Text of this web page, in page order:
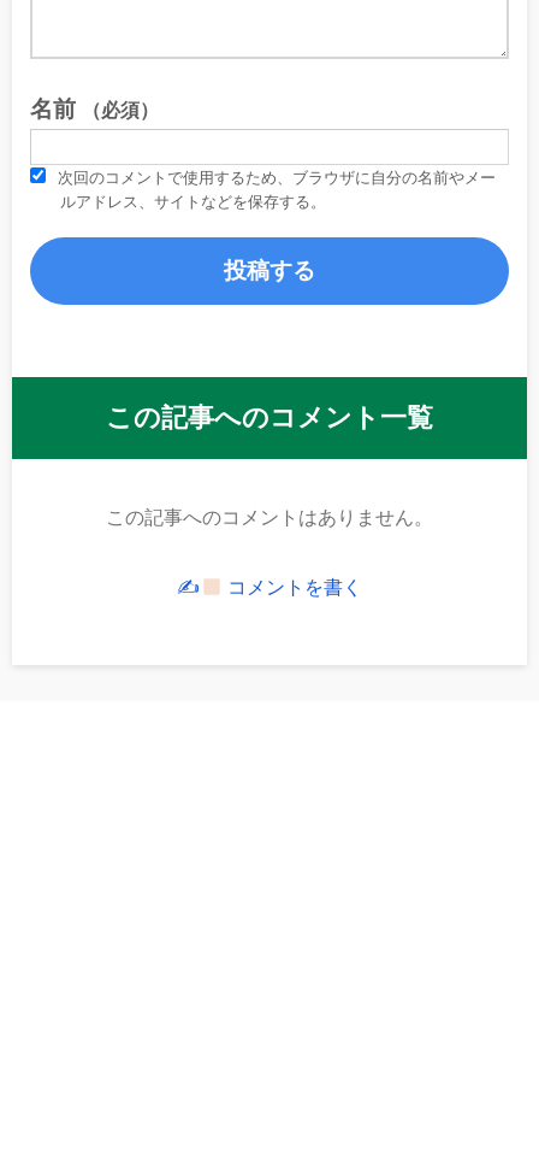
名前 （必須）
次回のコメントで使用するため、ブラウザに自分の名前やメー
ルアドレス、サイトなどを保存する。
この記事へのコメント一覧
この記事へのコメントはありません。
✍ コメントを書く